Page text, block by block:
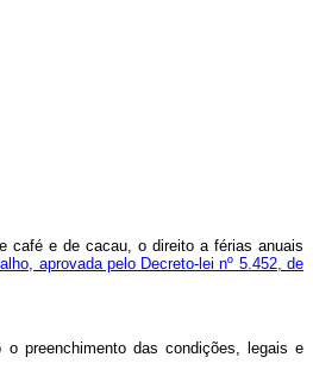
café e de cacau, o direito a férias anuais
aprovada pelo Decreto-lei nº 5.452, de
preenchimento das condições, legais e